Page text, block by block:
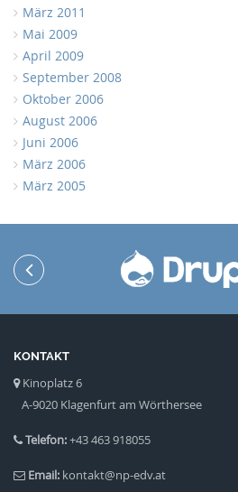
März 2011
Mai 2009
April 2009
September 2008
Oktober 2006
August 2006
Juni 2006
März 2006
März 2005
KONTAKT
Kinoplatz 6
A-9020 Klagenfurt am Wörthersee
Telefon:+43 463 918055
Email: kontakt@np-edv.at